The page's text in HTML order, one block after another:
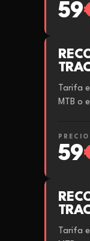
59
Tarifa
MTB o
PRECIO
59
Tarifa